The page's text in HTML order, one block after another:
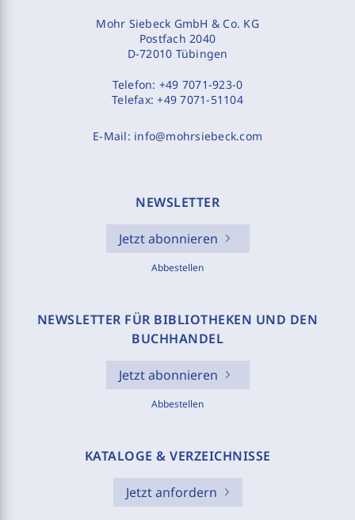
Mohr Siebeck GmbH & Co. KG
Postfach 2040
D-72010 Tübingen
Telefon: +49 7071-923-0
Telefax:+49 7071-51104
E-Mail: info@mohrsiebeck.com
NEWSLETTER
Jetzt abonnieren
Abbestellen
NEWSLETTER FÜR BIBLIOTHEKEN UND DEN
BUCHHANDEL
Jetzt abonnieren
Abbestellen
KATALOGE & VERZEICHNISSE
Jetzt anfordern